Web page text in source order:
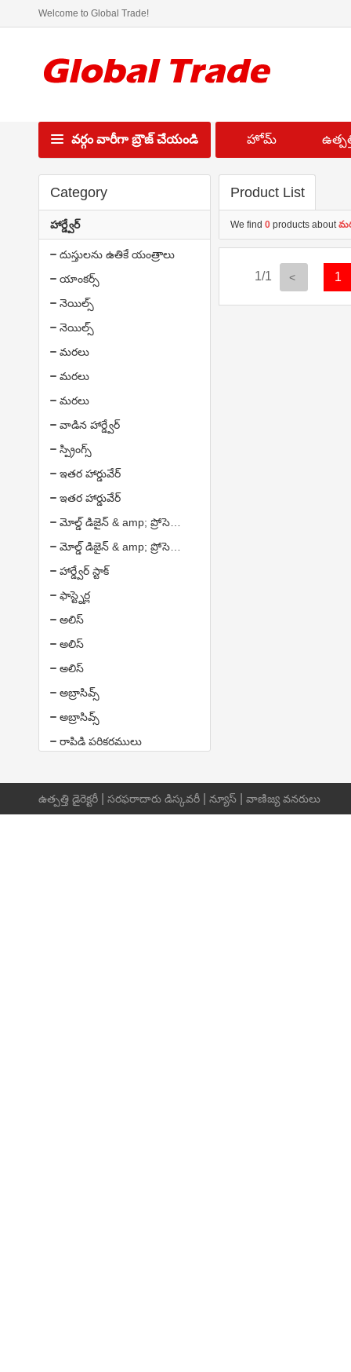
Welcome to Global Trade!
వర్గం వారీగా బ్రౌజ్ చేయండి హోమ్
Category
హార్డ్వేర్
దుస్తులను ఉతికే యంత్రాలు
యాంకర్స్
నెయిల్స్
నెయిల్స్
మరలు
మరలు
మరలు
వాడిన హార్డ్వేర్
స్ప్రింగ్స్
ఇతర హార్డువేర్
ఇతర హార్డువేర్
హార్డ్వేర్ స్టాక్
ఫాస్ట్నెర్ల
అలిస్
అలిస్
అలిస్
అబ్రాసివ్స్
అబ్రాసివ్స్
రాపిడి పరికరములు
Product List
We find 0 products about
1/1 1
ఉత్పత్తి డైరెక్టరీ సరఫరాదారు డిస్కవరీ న్యూస్ వాణిజ్య వనరులు